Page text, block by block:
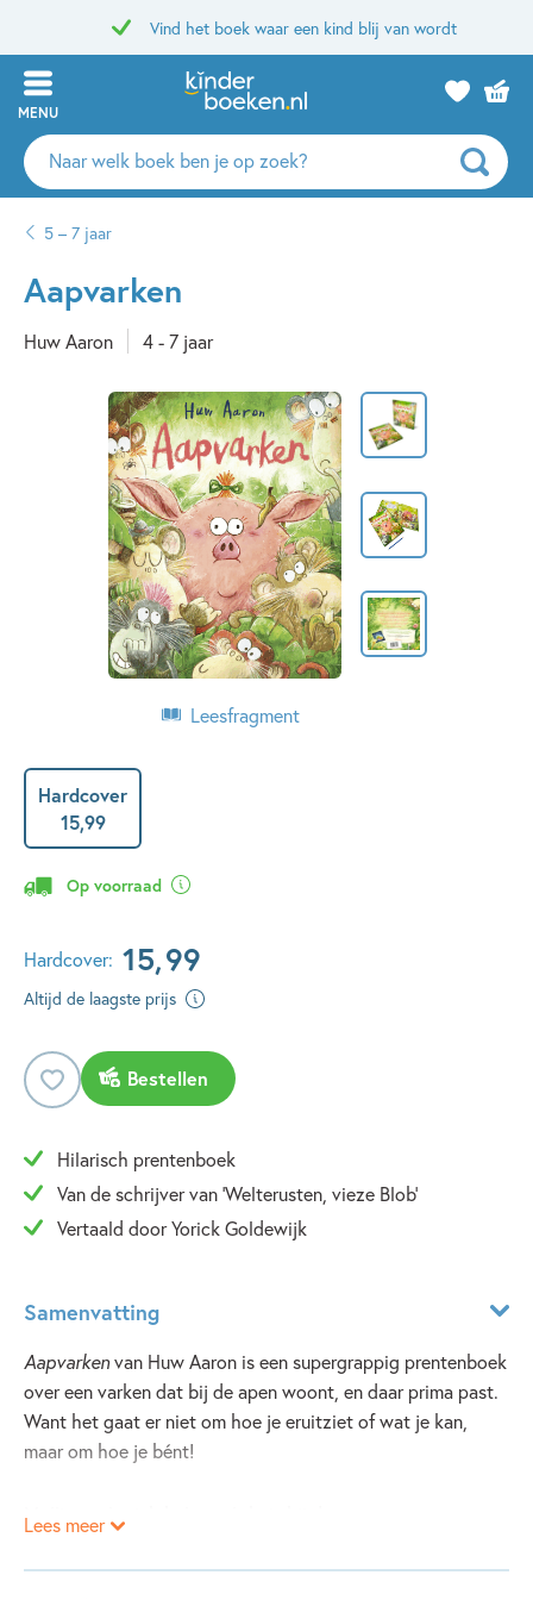
Vind het boek waar een kind blij van wordt
MENU
Zoeken
naar
auteurs
uitgevers
5 – 7 jaar
Aapvarken
Huw Aaron 4 - 7 jaar
Leesfragment
Hardcover
15,99
Op voorraad
Hardcover: 15,99
Altijd de laagste prijs
Bestellen
Hilarisch prentenboek
Van de schrijver van 'Welterusten, vieze Blob'
Vertaald door Yorick Goldewijk
Samenvatting
Aapvarkenvan Huw Aaron is een supergrappig prentenboek
over een varken dat bij de apen woont, en daar prima past.
Want het gaat er niet om hoe je eruitziet of wat je kan,
maar om hoe je bént!
Mollie voelt zich helemaal thuis bij de apen, maar ze weet
Gerard zegt dat er een nep-aap in hun midden is, krijgt ze
Lees meer